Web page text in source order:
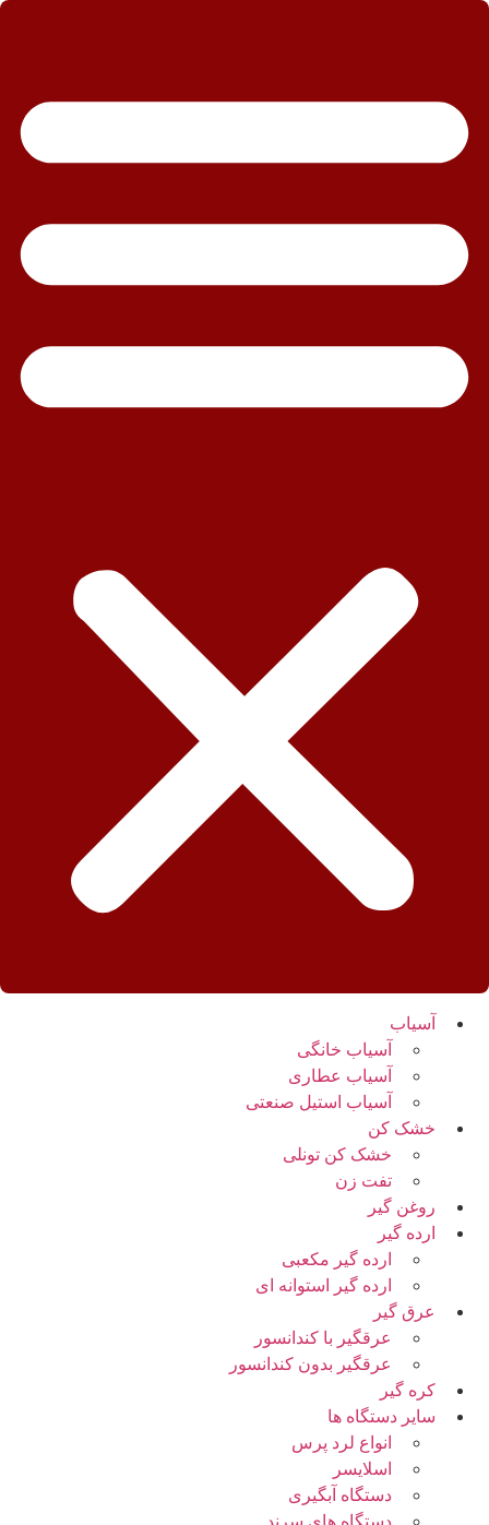
پرش
آسیاب
آسیاب خانگی
آسیاب عطاری
آسیاب استیل صنعتی
خشک کن
خشک کن تونلی
تفت زن
روغن گیر
ارده گیر
ارده گیر مکعبی
ارده گیر استوانه ای
عرق گیر
عرقگیر با کندانسور
عرقگیر بدون کندانسور
کره گیر
سایر دستگاه ها
انواع لرد پرس
اسلایسر
دستگاه آبگیری
دستگاه های سرند